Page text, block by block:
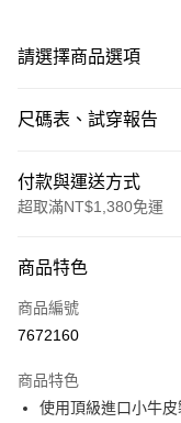
請選擇商品選項
尺碼表、試穿報告
付款與運送方式
超取滿NT$1,380免運
信用卡一次付款
信用卡分期付款
合作金庫商業銀行
華南商業銀行
超商取貨付款
商品特色
商品編號
7672160
商品特色
使用頂級進口小牛